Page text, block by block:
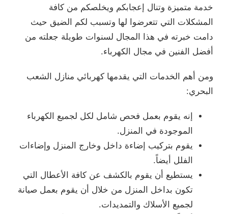
خدمة متميزة وتنال إعجابكم ويخلصكم من كافة
المشكلات التي تتعرضوا لها وتسبب لكم الضيق حيث
دامت خبرته في هذا المجال لسنوات طويلة جعلته من
أفضل الفنين في مجال الكهرباء.
ومن أهم الخدمات التي يقدمها كهربائي منازل الشعب
البحري:
إنه يقوم بعمل فحص شامل لكل لجميع الكهرباء
الموجودة في المنزل.
يقوم بتركيب إضاءة داخل وخارج المنزل وإضاءات
الفلل أيضاً.
يستطيع أن يقوم بالكشف عن كافة الأعطال التي
تكون بداخل المنزل من خلال أن يقوم بعمل صيانة
لجميع الأسلاك والتمديدات.